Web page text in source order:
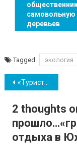
самовольную
деревьев
Tagged экология
Навігація
записів
«Туристы были, но без денег» – бизнесмены оценили курортный сезон в Южном
2 thoughts
отдыха в